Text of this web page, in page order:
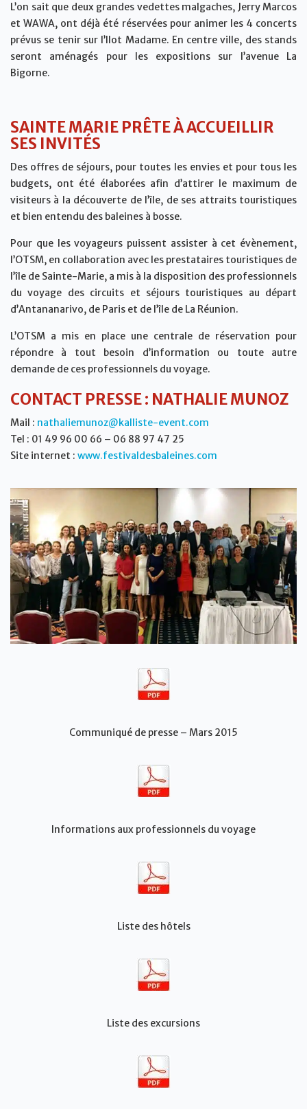
L’on sait que deux grandes vedettes malgaches, Jerry Marcos
et WAWA, ont déjà été réservées pour animer les 4 concerts
prévus se tenir sur l’Ilot Madame. En centre ville, des stands
seront aménagés pour les expositions sur l’avenue La
Bigorne.
SAINTE MARIE PRÊTE À ACCUEILLIR
SES INVITÉS
Des offres de séjours, pour toutes les envies et pour tous les
budgets, ont été élaborées afin d’attirer le maximum de
visiteurs à la découverte de l’île, de ses attraits touristiques
et bien entendu des baleines à bosse.
Pour que les voyageurs puissent assister à cet évènement,
l’OTSM, en collaboration avec les prestataires touristiques de
l’île de Sainte-Marie, a mis à la disposition des professionnels
du voyage des circuits et séjours touristiques au départ
d’Antananarivo, de Paris et de l’île de La Réunion.
L’OTSM a mis en place une centrale de réservation pour
répondre à tout besoin d’information ou toute autre
demande de ces professionnels du voyage.
CONTACT PRESSE : NATHALIE MUNOZ
Mail : nathaliemunoz@kalliste-event.com
Tel : 01 49 96 00 66 – 06 88 97 47 25
Site internet : www.festivaldesbaleines.com
Communiqué de presse – Mars 2015
Informations aux professionnels du voyage
Liste des hôtels
Liste des excursions